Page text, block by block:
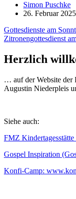
Simon Puschke
26. Februar 2025
Gottesdienste am
Zitronengottesdienst
Herzlich
… auf der Website der
Augustin Niederpleis
Siehe auch:
FMZ
Gospel Inspiration
Konfi-Camp: